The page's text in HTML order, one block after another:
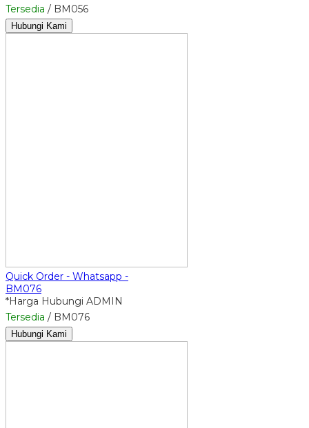
Tersedia / BM056
Hubungi Kami
Quick Order - Whatsapp -
BM076
*Harga Hubungi ADMIN
Tersedia / BM076
Hubungi Kami